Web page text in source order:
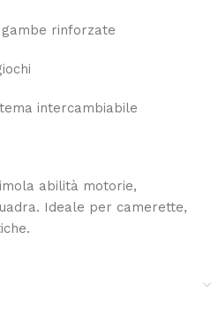
gambe rinforzate
intercambiabile
abilità motorie,
Ideale per camerette,